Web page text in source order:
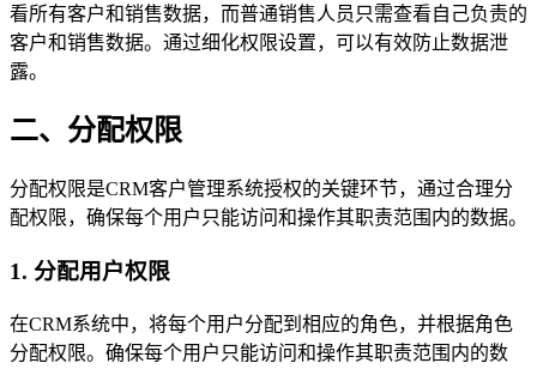
看所有客户和销售数据，而普通销售人员只需查看自己负责的
客户和销售数据。通过细化权限设置，可以有效防止数据泄
露。
二、分配权限
分配权限是CRM客户管理系统授权的关键环节，通过合理分
配权限，确保每个用户只能访问和操作其职责范围内的数据。
1. 分配用户权限
在CRM系统中，将每个用户分配到相应的角色，并根据角色
分配权限。确保每个用户只能访问和操作其职责范围内的数